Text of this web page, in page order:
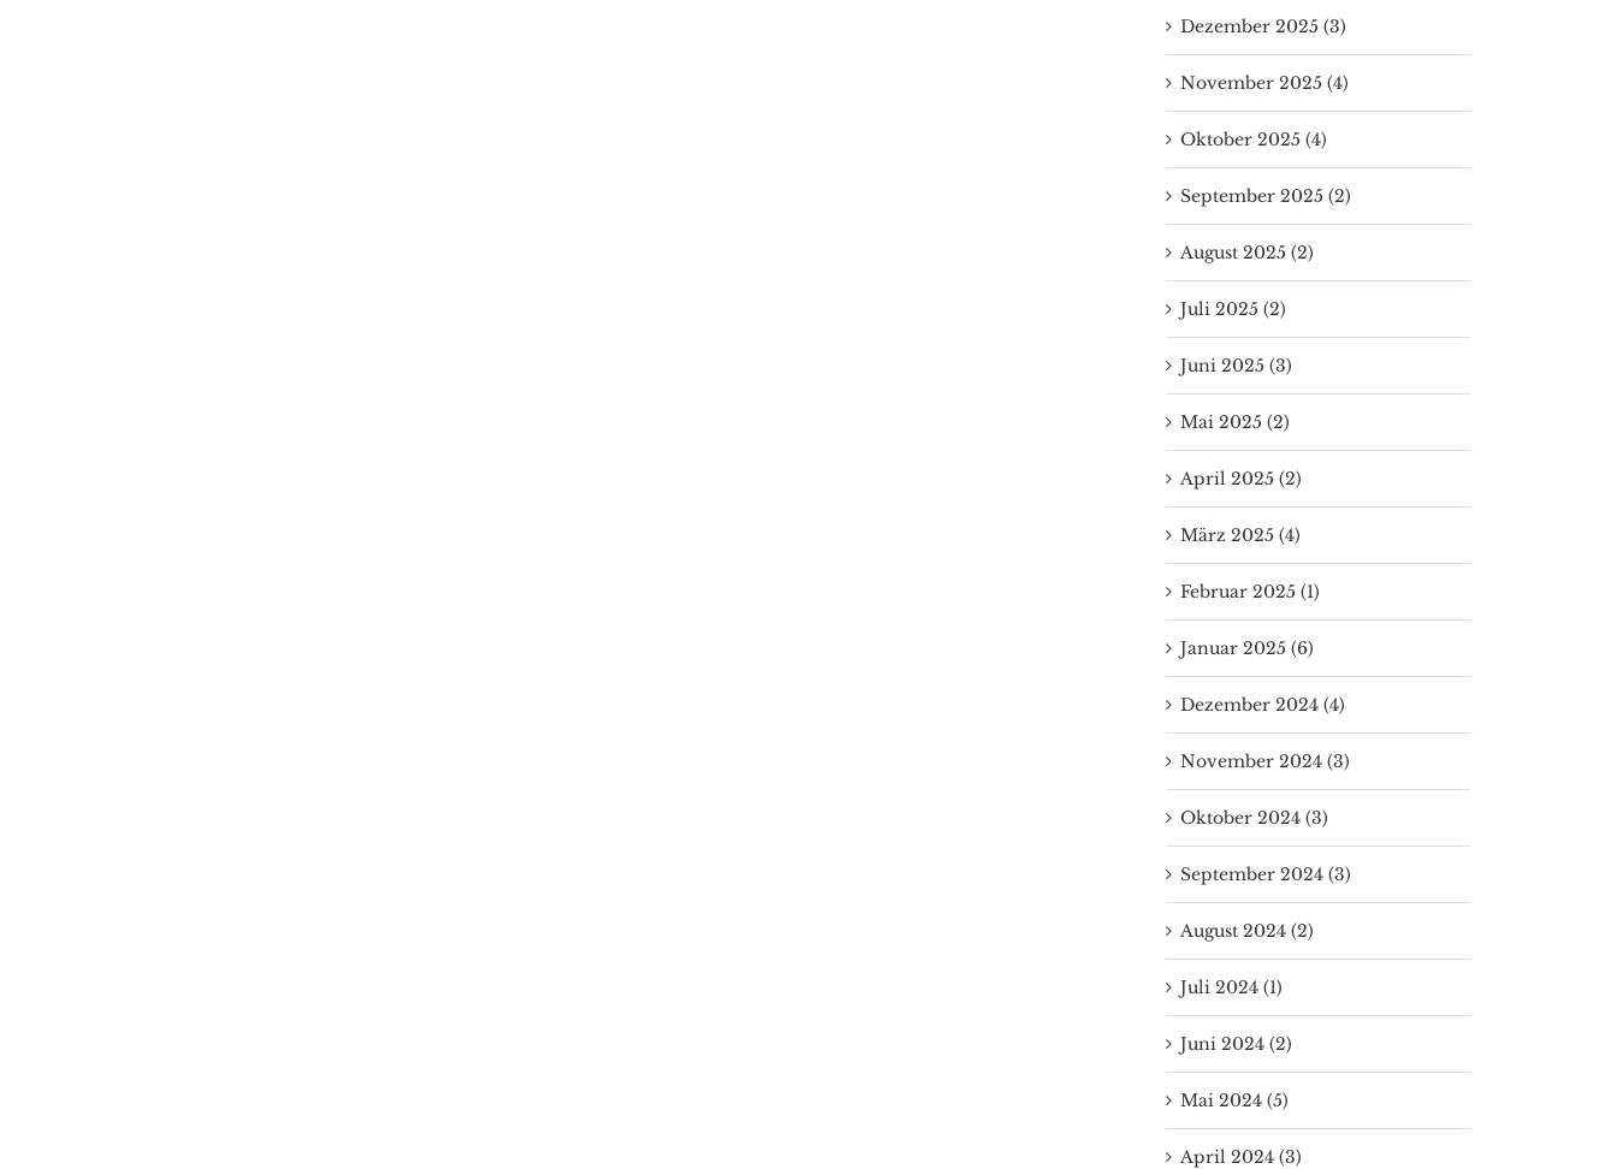
Dezember 2025 (3)
November 2025 (4)
Oktober 2025 (4)
September 2025 (2)
August 2025 (2)
Juli 2025 (2)
Juni 2025 (3)
Mai 2025 (2)
April 2025 (2)
März 2025 (4)
Februar 2025 (1)
Januar 2025 (6)
Dezember 2024 (4)
November 2024 (3)
Oktober 2024 (3)
September 2024 (3)
August 2024 (2)
Juli 2024 (1)
Juni 2024 (2)
Mai 2024 (5)
April 2024 (3)